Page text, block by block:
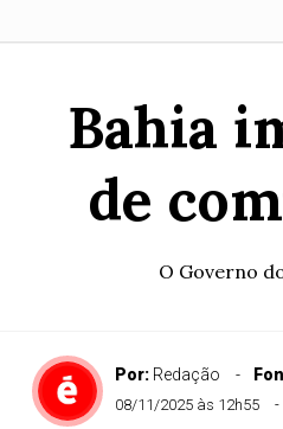
Bahia
de
O Governo
Por: Redação
08/11/2025 às 12h55